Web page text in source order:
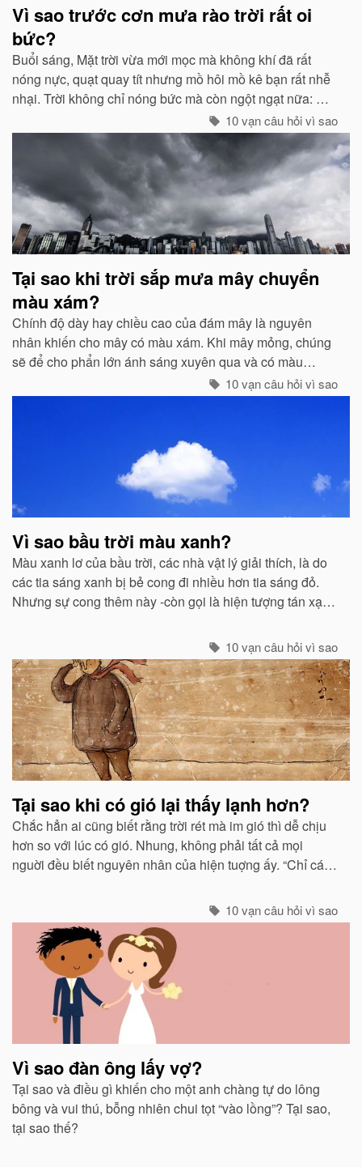
Vì sao trước cơn mưa rào trời rất oi
bức?
Buổi sáng, Mặt trời vừa mới mọc mà không khí đã rất
nóng nực, quạt quay tít nhưng mồ hôi mồ kê bạn rất nhễ
nhại. Trời không chỉ nóng bức mà còn ngột ngạt nữa: Đó
chính là dấu hiệu bắt đẩu của một cơn mưa rào...
10 vạn câu hỏi vì sao
Tại sao khi trời sắp mưa mây chuyển
màu xám?
Chính độ dày hay chiều cao của đám mây là nguyên
nhân khiến cho mây có màu xám. Khi mây mỏng, chúng
sẽ để cho phẩn lớn ánh sáng xuyên qua và có màu
10 vạn câu hỏi vì sao
Vì sao bầu trời màu xanh?
Màu xanh lơ của bầu trời, các nhà vật lý giải thích, là do
các tia sáng xanh bị bẻ cong đi nhiều hơn tia sáng đỏ.
Nhưng sự cong thêm này -còn gọi là hiện tượng tán xạ -
10 vạn câu hỏi vì sao
Tại sao khi có gió lại thấy lạnh hơn?
Chắc hẳn ai cũng biết rằng trời rét mà im gió thì dễ chịu
hơn so với lúc có gió. Nhung, không phải tất cả mọi
nguời đều biết nguyên nhân của hiện tuợng ấy. “Chỉ các
10 vạn câu hỏi vì sao
Vì sao đàn ông lấy vợ?
Tại sao và điều gì khiến cho một anh chàng tự do lông
bông và vui thú, bỗng nhiên chui tọt “vào lồng”? Tại sao,
tại sao thế?